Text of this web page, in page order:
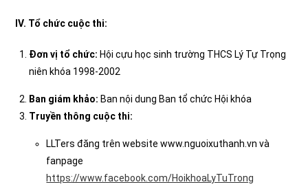
IV. Tổ chức cuộc thi:
Đơn vị tổ chức: Hội cựu học sinh trường THCS Lý Tự Trọng
niên khóa 1998-2002
Ban giám khảo: Ban nội dung Ban tổ chức Hội khóa
Truyền thông cuộc thi:
LLTers đăng trên website www.nguoixuthanh.vn và
fanpage
https://www.facebook.com/HoikhoaLyTuTrong